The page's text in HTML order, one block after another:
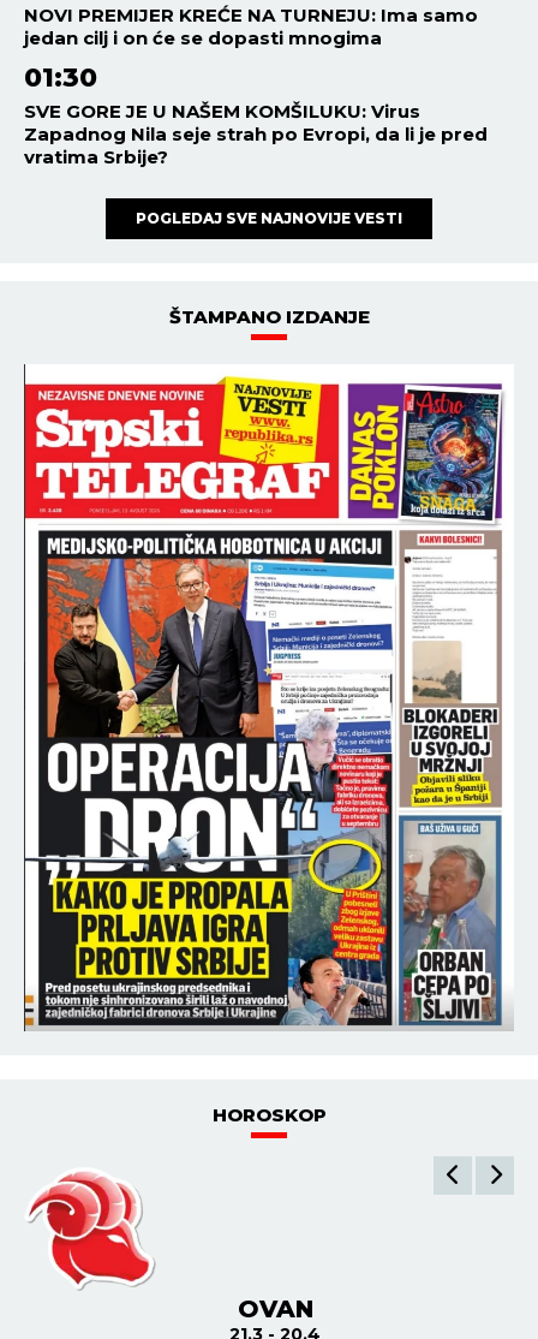
NOVI PREMIJER KREĆE NA TURNEJU: Ima samo
jedan cilj i on će se dopasti mnogima
01:30
SVE GORE JE U NAŠEM KOMŠILUKU: Virus
Zapadnog Nila seje strah po Evropi, da li je pred
vratima Srbije?
POGLEDAJ SVE NAJNOVIJE VESTI
ŠTAMPANO IZDANJE
HOROSKOP
BIK
21.4 - 21.5